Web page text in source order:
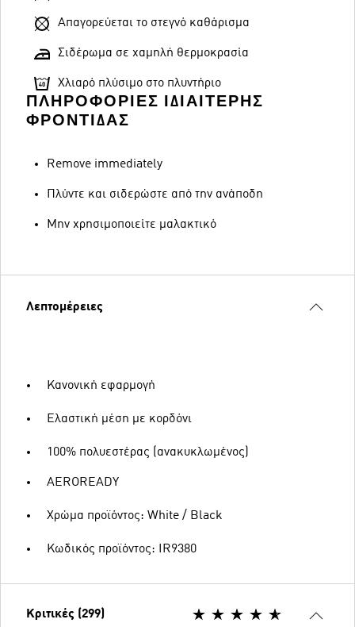
Απαγορεύεται το στεγνό καθάρισμα
Σιδέρωμα σε χαμηλή θερμοκρασία
Χλιαρό πλύσιμο στο πλυντήριο
ΠΛΗΡΟΦΟΡΊΕΣ ΙΔΙΑΊΤΕΡΗΣ
ΦΡΟΝΤΊΔΑΣ
Remove immediately
Πλύντε και σιδερώστε από την ανάποδη
Μην χρησιμοποιείτε μαλακτικό
Λεπτομέρειες
Κανονική εφαρμογή
Ελαστική μέση με κορδόνι
100% πολυεστέρας (ανακυκλωμένος)
AEROREADY
Χρώμα προϊόντος: White / Black
Κωδικός προϊόντος: IR9380
Κριτικές (299)